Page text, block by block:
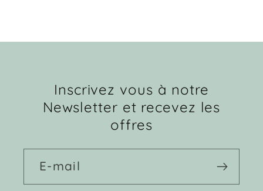
Inscrivez vous à notre
Newsletter et recevez les
offres
E-mail